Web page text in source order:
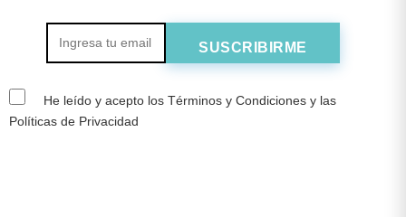
He leído y acepto los Términos y Condiciones y las
Políticas de Privacidad